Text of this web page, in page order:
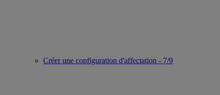
Créer une configuration d'affectation - 7/9